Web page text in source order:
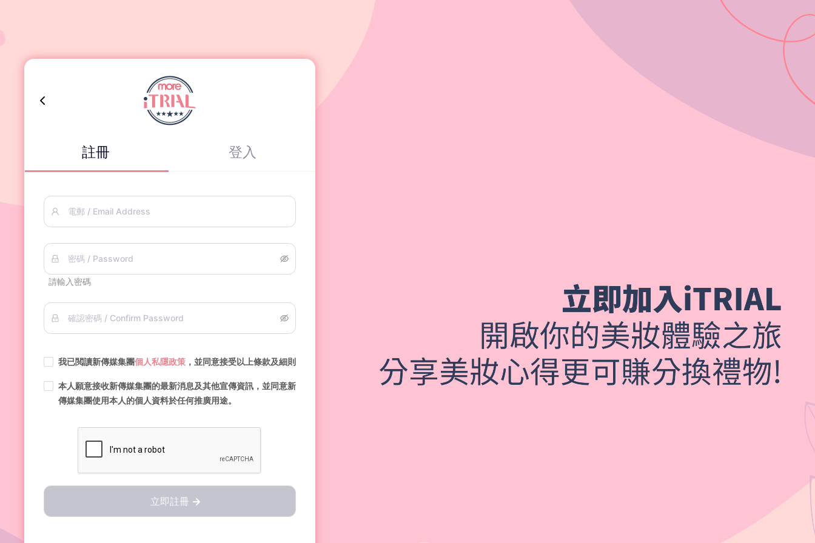
註冊 登入
電郵 / Email Address
密碼 / Password
請輸入密碼
確認密碼 / Confirm Password
我已閲讀新傳媒集團個人私隱政策 ，並同意接受以上條款及細則
本人願意接收新傳媒集團的最新消息及其他宣傳資訊，並同意新
傳媒集團使用本人的個人資料於任何推廣用途。
立即註冊